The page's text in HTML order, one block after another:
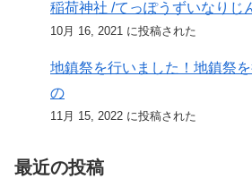
稲荷神社 /てっぽうずいなりじ
10月 16, 2021 に投稿された
地鎮祭を行いました！地鎮祭
の
11月 15, 2022 に投稿された
最近の投稿